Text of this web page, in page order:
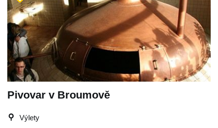
Pivovar v Broumově
Výlety